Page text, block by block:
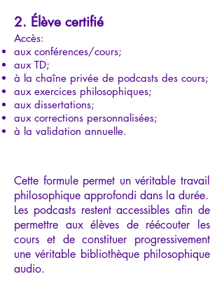
2. Élève certifié
Accès:
aux conférences/cours;
aux TD;
à la chaîne privée de podcasts des cours;
aux exercices philosophiques;
aux dissertations;
aux corrections personnalisées;
à la validation annuelle.
Cette formule permet un véritable travail
philosophique approfondi dans la durée.
Les podcasts restent accessibles afin de
permettre aux élèves de réécouter les
cours et de constituer progressivement
une véritable bibliothèque philosophique
audio.